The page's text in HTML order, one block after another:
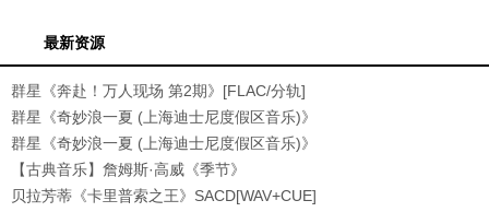
最新资源
群星《奔赴！万人现场 第2期》[FLAC/分轨]
[518.8
群星《奇妙浪一夏 (上海迪士尼度假区音乐)》
[32
群星《奇妙浪一夏 (上海迪士尼度假区音乐)》
[FL
【古典音乐】詹姆斯·高威《季节》
1993[WAV+CUE]
贝拉芳蒂《卡里普索之王》SACD[WAV+CUE]